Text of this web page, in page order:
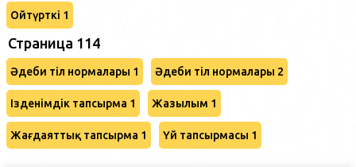
Ойтүрткі 1
Страница 114
Әдеби тіл нормалары 1 Әдеби тіл нормалары 2
Ізденімдік тапсырма 1 Жазылым 1
Жағдаяттық тапсырма 1 Үй тапсырмасы 1